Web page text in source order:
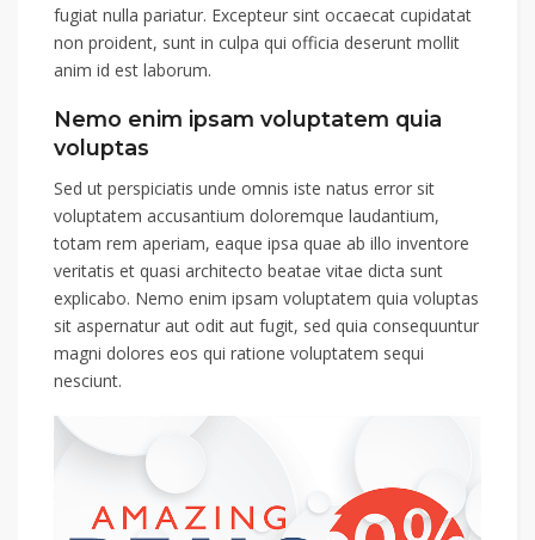
fugiat nulla pariatur. Excepteur sint occaecat cupidatat
non proident, sunt in culpa qui officia deserunt mollit
anim id est laborum.
Nemo enim ipsam voluptatem quia
voluptas
Sed ut perspiciatis unde omnis iste natus error sit
voluptatem accusantium doloremque laudantium,
totam rem aperiam, eaque ipsa quae ab illo inventore
veritatis et quasi architecto beatae vitae dicta sunt
explicabo. Nemo enim ipsam voluptatem quia voluptas
sit aspernatur aut odit aut fugit, sed quia consequuntur
magni dolores eos qui ratione voluptatem sequi
nesciunt.